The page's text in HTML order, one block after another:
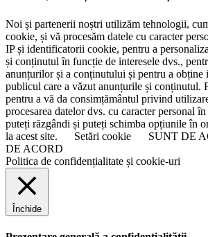
Noi și partenerii noștri utilizăm tehnologii,
cookie, și vă procesăm datele cu caracter
IP și identificatorii cookie, pentru a
și conținutul în funcție de interesele dvs.,
anunțurilor și a conținutului și pentru a obține
publicul care a văzut anunțurile și conținutul.
pentru a vă da consimțământul privind
procesarea datelor dvs. cu caracter personal
puteți răzgândi și puteți schimba opțiunile în
la acest site.
Setări cookie SUNT DE
DE ACORD
Politica de confidențialitate și cookie-uri
Închide